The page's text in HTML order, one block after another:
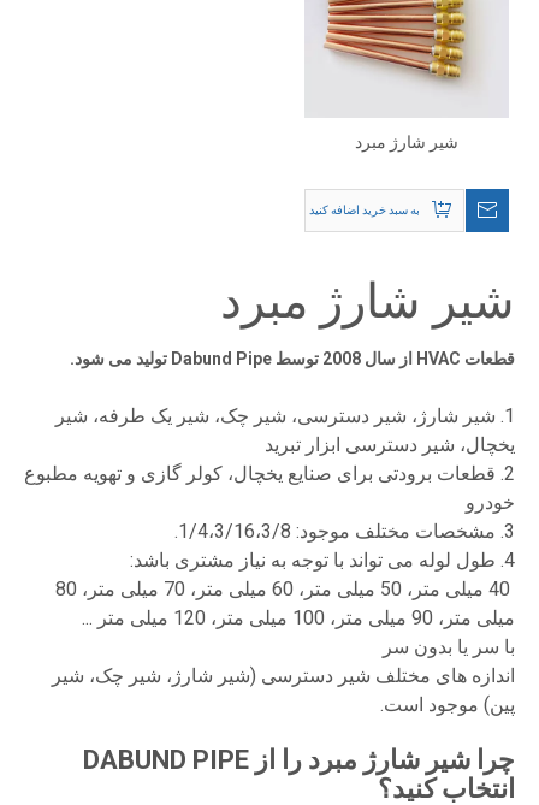
شیر شارژ مبرد
به سبد خرید اضافه کنید
شیر شارژ مبرد
قطعات HVAC از سال 2008 توسط Dabund Pipe تولید می شود.
1. شیر شارژ، شیر دسترسی، شیر چک، شیر یک طرفه، شیر
یخچال، شیر دسترسی ابزار تبرید
2. قطعات برودتی برای صنایع یخچال، کولر گازی و تهویه مطبوع
خودرو
3. مشخصات مختلف موجود: 1/4،3/16،3/8.
4. طول لوله می تواند با توجه به نیاز مشتری باشد:
40 میلی متر، 50 میلی متر، 60 میلی متر، 70 میلی متر، 80
میلی متر، 90 میلی متر، 100 میلی متر، 120 میلی متر ...
با سر یا بدون سر
اندازه های مختلف شیر دسترسی (شیر شارژ، شیر چک، شیر
پین) موجود است.
چرا شیر شارژ مبرد را از DABUND PIPE
انتخاب کنید؟